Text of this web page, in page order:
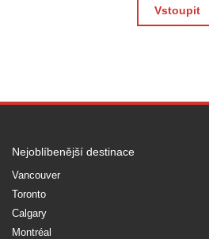
Vstoupit
Nejoblíbenější destinace
Vancouver
Toronto
Calgary
Montréal